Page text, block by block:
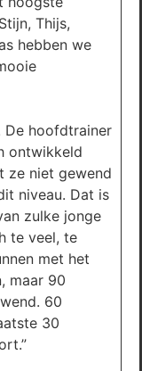
Thijs,
hebben we
De hoofdtrainer
ontwikkeld
ze niet gewend
niveau. Dat is
zulke jonge
te veel, te
met het
maar 90
60
30